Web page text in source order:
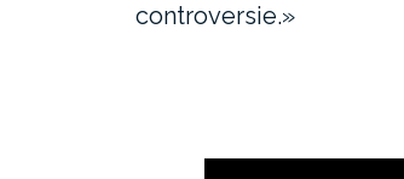
controversie.»